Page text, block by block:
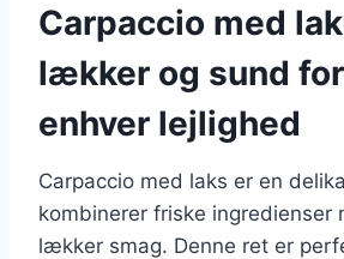
Carpaccio med
lækker og sund
enhver lejlighed
Carpaccio med laks er en
kombinerer friske ingredienser
lækker smag. Denne ret er